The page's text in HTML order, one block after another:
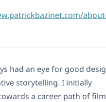
had an eye for good
storytelling. I initially
a career path of film